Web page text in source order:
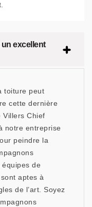
excellent
toiture peut
cette dernière
Villers Chief
notre entreprise
peindre la
de
aptes à
de l’art. Soyez